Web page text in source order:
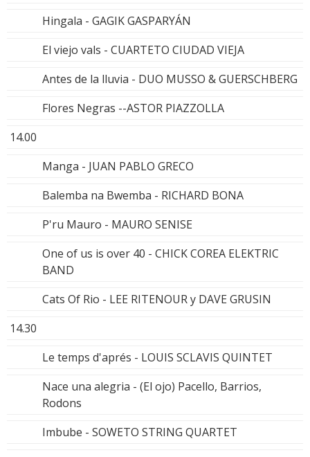
Hingala - GAGIK GASPARYÁN
El viejo vals - CUARTETO CIUDAD VIEJA
Antes de la lluvia - DUO MUSSO & GUERSCHBERG
Flores Negras --ASTOR PIAZZOLLA
14.00
Manga - JUAN PABLO GRECO
Balemba na Bwemba - RICHARD BONA
P'ru Mauro - MAURO SENISE
One of us is over 40 - CHICK COREA ELEKTRIC
BAND
Cats Of Rio - LEE RITENOUR y DAVE GRUSIN
14.30
Le temps d'aprés - LOUIS SCLAVIS QUINTET
Nace una alegria - (El ojo) Pacello, Barrios,
Rodons
Imbube - SOWETO STRING QUARTET